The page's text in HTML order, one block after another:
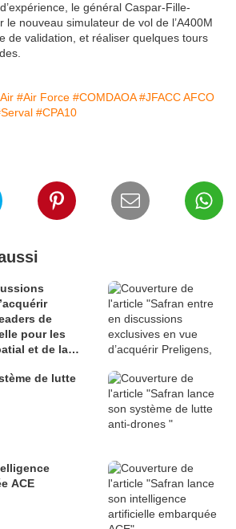
le général Caspar-Fille-
le nouveau simulateur de vol de l’A400M
de validation, et réaliser quelques tours
#Air Force #COMDAOA #JFACC AFCO
#CPA10
de
pour les
et de la
de lutte
ACE